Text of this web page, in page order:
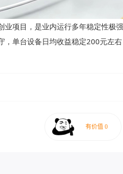
业项目，是业内运行多年稳定性极
，单台设备日均收益稳定200元左右